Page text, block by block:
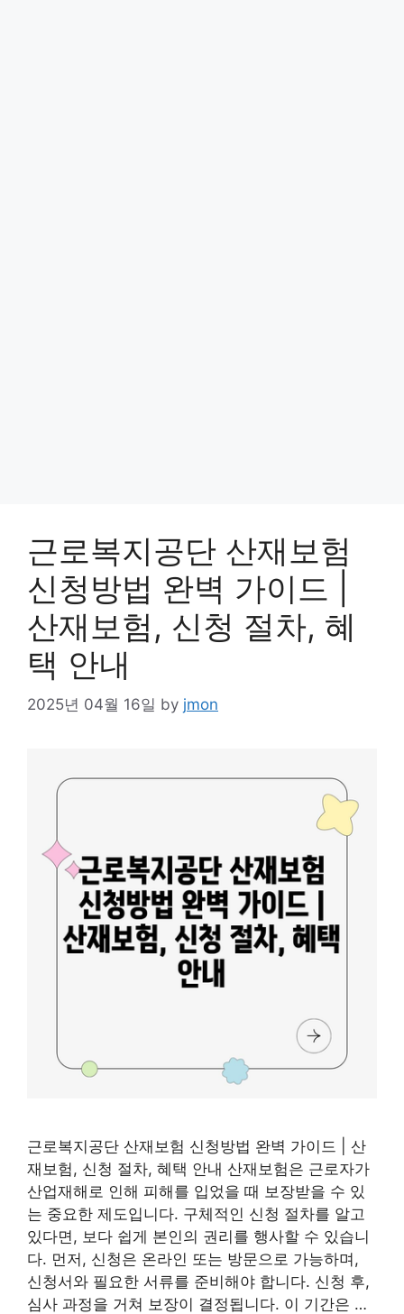
근로복지공단 산재보험
신청방법 완벽 가이드 |
산재보험, 신청 절차, 혜
택 안내
2025년 04월 16일 by jmon
근로복지공단 산재보험 신청방법 완벽 가이드 | 산
재보험, 신청 절차, 혜택 안내 산재보험은 근로자가
산업재해로 인해 피해를 입었을 때 보장받을 수 있
는 중요한 제도입니다. 구체적인 신청 절차를 알고
있다면, 보다 쉽게 본인의 권리를 행사할 수 있습니
다. 먼저, 신청은 온라인 또는 방문으로 가능하며,
신청서와 필요한 서류를 준비해야 합니다. 신청 후,
심사 과정을 거쳐 보장이 결정됩니다. 이 기간은 …